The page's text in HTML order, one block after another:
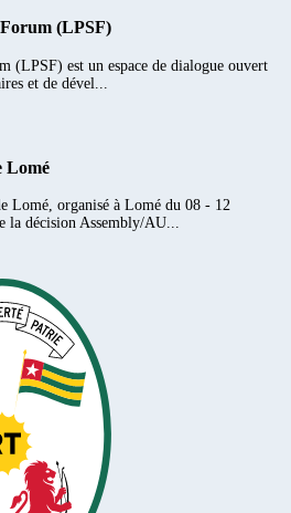
(LPSF)
(LPSF) est un espace de dialogue ouvert
et de dével...
Lomé
Lomé, organisé à Lomé du 08 - 12
la décision Assembly/AU...